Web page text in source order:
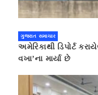
ગુજરાત સમાચાર
અમેરિકાથી ડિપોર્ટ
વખા’ના માર્યા છે